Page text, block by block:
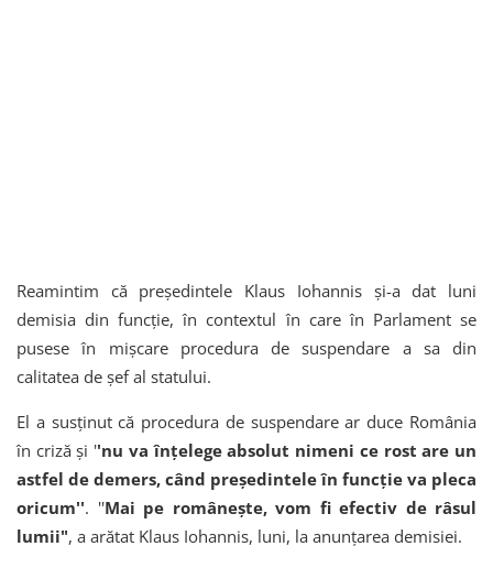
Reamintim că președintele Klaus Iohannis şi-a dat luni
demisia din funcţie, în contextul în care în Parlament se
pusese în mişcare procedura de suspendare a sa din
calitatea de şef al statului.
El a susţinut că procedura de suspendare ar duce România
în criză şi ''nu va înţelege absolut nimeni ce rost are un
astfel de demers, când preşedintele în funcţie va pleca
oricum''. ''Mai pe româneşte, vom fi efectiv de râsul
lumii", a arătat Klaus Iohannis, luni, la anunţarea demisiei.